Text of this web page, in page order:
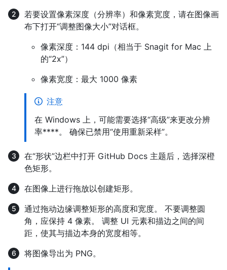
若要设置像素深度（分辨率）和像素宽度，请在图像画
布下打开“调整图像大小”对话框。
像素深度：144 dpi（相当于 Snagit for Mac 上
的“2x”）
像素宽度：最大 1000 像素
注意
在 Windows 上，可能需要选择“高级”来更改分辨
率****。 确保已禁用“使用重新采样”。
在“形状”边栏中打开 GitHub Docs 主题后，选择深橙
色矩形。
在图像上进行拖放以创建矩形。
通过拖动边缘调整矩形的高度和宽度。 不要调整圆
角，应保持 4 像素。 调整 UI 元素和描边之间的间
距，使其与描边本身的宽度相等。
将图像导出为 PNG。